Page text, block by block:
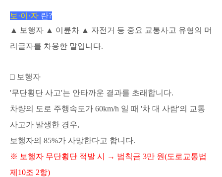
보·이·자 란?
▲ 보행자 ▲ 이륜차 ▲ 자전거 등 중요 교통사고 유형의 머
리글자를 차용한 말입니다.
□ 보행자
'무단횡단 사고'는 안타까운 결과를 초래합니다.
차량의 도로 주행속도가 60km/h 일 때 '차 대 사람'의 교통
사고가 발생한 경우,
보행자의 85%가 사망한다고 합니다.
※ 보행자 무단횡단 적발 시 → 범칙금 3만 원(도로교통법
제10조 2항)